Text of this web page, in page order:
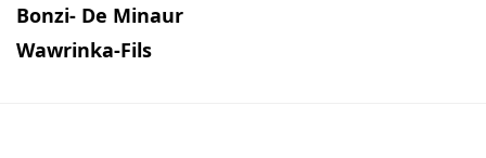
Bonzi- De Minaur
Wawrinka-Fils